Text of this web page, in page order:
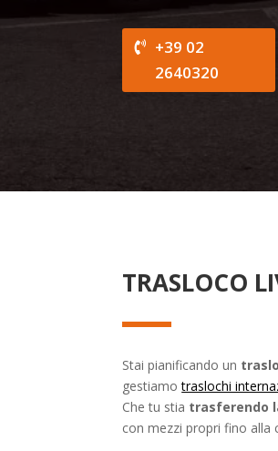
+39 02
2640320
TRASLOCO
Stai pianificando un
gestiamotraslochi
Che tu stia trasferendo
con mezzi propri fino alla